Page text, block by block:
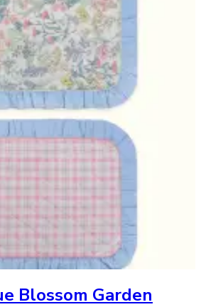
Blossom Garden